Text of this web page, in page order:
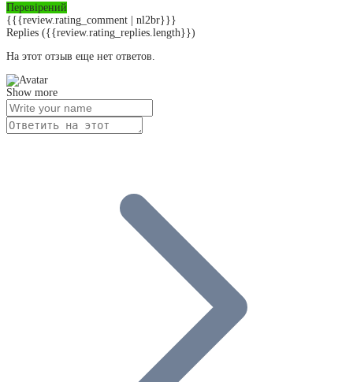
Перевірений
{{{review.rating_comment | nl2br}}}
Replies ({{review.rating_replies.length}})
На этот отзыв еще нет ответов.
Show more